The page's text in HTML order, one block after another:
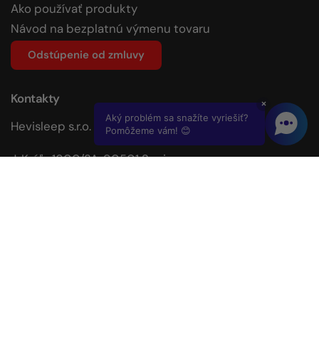
Ako používať produkty
Návod na bezplatnú výmenu tovaru
Odstúpenie od zmluvy
Kontakty
Hevisleep s.r.o.
J. Kráľa 1600/3A, 90501 Senica
×
Aký problém sa snažíte vyriešiť?
Pomôžeme vám! 😊